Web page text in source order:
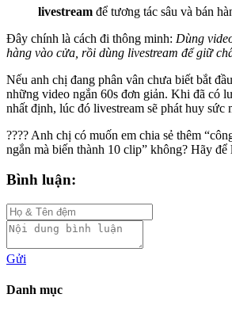
livestream để tương tác sâu và bán
Đây chính là cách đi thông minh: Dùng
hàng vào cửa, rồi dùng livestream để giữ
Nếu anh chị đang phân vân chưa biết bắt
những video ngắn 60s đơn giản. Khi đã có
nhất định, lúc đó livestream sẽ phát huy sức
???? Anh chị có muốn em chia sẻ thêm
ngắn mà biến thành 10 clip” không? Hãy
Bình luận:
Gửi
Danh mục